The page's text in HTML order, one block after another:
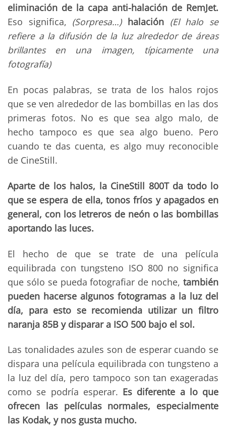
eliminación de la capa anti-halación de RemJet.
Eso significa, (Sorpresa…) halación (El halo se
refiere a la difusión de la luz alrededor de áreas
brillantes en una imagen, típicamente una
fotografía)
En pocas palabras, se trata de los halos rojos
que se ven alrededor de las bombillas en las dos
primeras fotos. No es que sea algo malo, de
hecho tampoco es que sea algo bueno. Pero
cuando te das cuenta, es algo muy reconocible
de CineStill.
Aparte de los halos, la CineStill 800T da todo lo
que se espera de ella, tonos fríos y apagados en
general, con los letreros de neón o las bombillas
aportando las luces.
El hecho de que se trate de una película
equilibrada con tungsteno ISO 800 no significa
que sólo se pueda fotografiar de noche, también
pueden hacerse algunos fotogramas a la luz del
día, para esto se recomienda utilizar un filtro
naranja 85B y disparar a ISO 500 bajo el sol.
Las tonalidades azules son de esperar cuando se
dispara una película equilibrada con tungsteno a
la luz del día, pero tampoco son tan exageradas
como se podría esperar. Es diferente a lo que
ofrecen las películas normales, especialmente
las Kodak, y nos gusta mucho.